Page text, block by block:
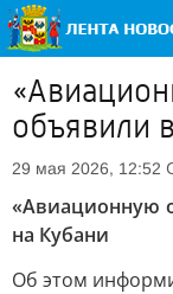
объявили
29 мая 2026, 12:52
«Авиационную
на Кубани
Об этом